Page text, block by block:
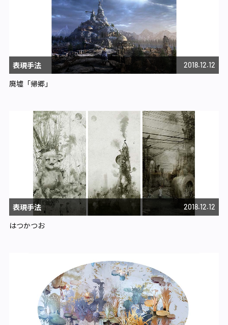
表現手法 2018.12.12
廃墟「帰郷」
表現手法 2018.12.12
はつかつお